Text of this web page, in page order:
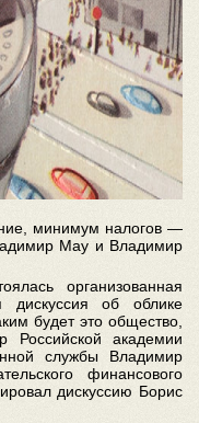
минимум налогов —
Мау и Владимир
организованная
дискуссия об облике
будет это общество,
Российской академии
службы Владимир
финансового
дискуссию Борис